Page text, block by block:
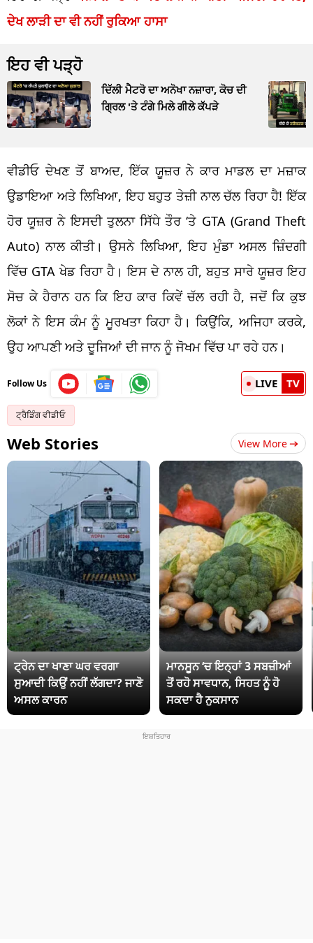
ਦੇਖ ਲਾੜੀ ਦਾ ਵੀ ਨਹੀਂ ਰੁਕਿਆ ਹਾਸਾ
ਇਹ ਵੀ ਪੜ੍ਹੋ
ਦਿੱਲੀ ਮੈਟਰੋ ਦਾ ਅਨੋਖਾ ਨਜ਼ਾਰਾ, ਕੋਚ ਦੀ
ਗ੍ਰਿਲ 'ਤੇ ਟੰਗੇ ਮਿਲੇ ਗੀਲੇ ਕੱਪੜੇ
ਵੀਡੀਓ ਦੇਖਣ ਤੋਂ ਬਾਅਦ, ਇੱਕ ਯੂਜ਼ਰ ਨੇ ਕਾਰ ਮਾਡਲ ਦਾ ਮਜ਼ਾਕ
ਉਡਾਇਆ ਅਤੇ ਲਿਖਿਆ, ਇਹ ਬਹੁਤ ਤੇਜ਼ੀ ਨਾਲ ਚੱਲ ਰਿਹਾ ਹੈ! ਇੱਕ
ਹੋਰ ਯੂਜ਼ਰ ਨੇ ਇਸਦੀ ਤੁਲਨਾ ਸਿੱਧੇ ਤੌਰ ‘ਤੇ GTA (Grand Theft
Auto) ਨਾਲ ਕੀਤੀ। ਉਸਨੇ ਲਿਖਿਆ, ਇਹ ਮੁੰਡਾ ਅਸਲ ਜ਼ਿੰਦਗੀ
ਵਿੱਚ GTA ਖੇਡ ਰਿਹਾ ਹੈ। ਇਸ ਦੇ ਨਾਲ ਹੀ, ਬਹੁਤ ਸਾਰੇ ਯੂਜ਼ਰ ਇਹ
ਸੋਚ ਕੇ ਹੈਰਾਨ ਹਨ ਕਿ ਇਹ ਕਾਰ ਕਿਵੇਂ ਚੱਲ ਰਹੀ ਹੈ, ਜਦੋਂ ਕਿ ਕੁਝ
ਲੋਕਾਂ ਨੇ ਇਸ ਕੰਮ ਨੂੰ ਮੂਰਖਤਾ ਕਿਹਾ ਹੈ। ਕਿਉਂਕਿ, ਅਜਿਹਾ ਕਰਕੇ,
ਉਹ ਆਪਣੀ ਅਤੇ ਦੂਜਿਆਂ ਦੀ ਜਾਨ ਨੂੰ ਜੋਖਮ ਵਿੱਚ ਪਾ ਰਹੇ ਹਨ।
Follow Us LIVE TV
ਟ੍ਰੈਡਿੰਗ ਵੀਡੀਓ
Web Stories View More
ਟ੍ਰੇਨ ਦਾ ਖਾਣਾ ਘਰ ਵਰਗਾ
ਸੁਆਦੀ ਕਿਉਂ ਨਹੀਂ ਲੱਗਦਾ? ਜਾਣੋ
ਅਸਲ ਕਾਰਨ
ਮਾਨਸੂਨ ‘ਚ ਇਨ੍ਹਾਂ 3 ਸਬਜ਼ੀਆਂ
ਤੋਂ ਰਹੋ ਸਾਵਧਾਨ, ਸਿਹਤ ਨੂੰ ਹੋ
ਸਕਦਾ ਹੈ ਨੁਕਸਾਨ